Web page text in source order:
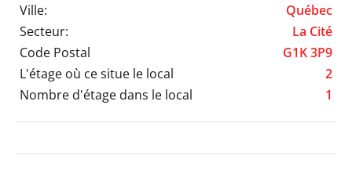
Ville:
Québec
Secteur:
La Cité
Code Postal
G1K 3P9
L'étage où ce situe le local
2
Nombre d'étage dans le local
1